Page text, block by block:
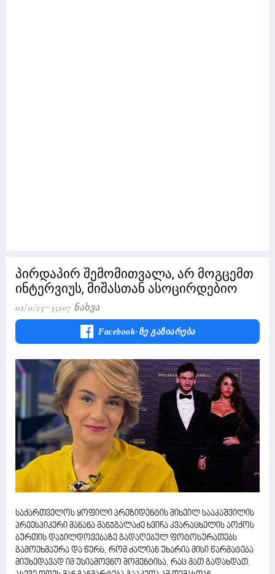
პირდაპირ შემომითვალა, არ მოგცემთ
ინტერვიუს, მიშასთან ასოცირდებიო
02/11/23 35207 Ნახვა
Facebook-Ზე Გაზიარება
საქართველოს ყოფილი პრეზიდენტის მიხეილ სააკაშვილის
პრეესპიკერი მანანა მანჯგალაძე ხვიჩა კვარაცხელის აოქოს
ბურთის დაჯილდოვებაზე გადაღებულ ფოტოსურათებს
გამოეხმაურა და წერს, რომ ძალიან უხარია მისი წარმატება
მიუხედავად იმ უსიამოვნო მომენტისა, რაც მათ გადახდათ.